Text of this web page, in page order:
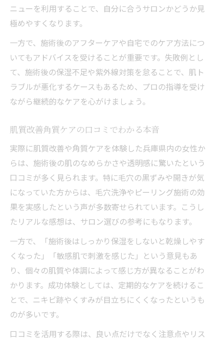
ニューを利用することで、自分に合うサロンかどうか見
極めやすくなります。
一方で、施術後のアフターケアや自宅でのケア方法につ
いてもアドバイスを受けることが重要です。失敗例とし
て、施術後の保湿不足や紫外線対策を怠ることで、肌ト
ラブルが悪化するケースもあるため、プロの指導を受け
ながら継続的なケアを心がけましょう。
肌質改善角質ケアの口コミでわかる本音
実際に肌質改善や角質ケアを体験した兵庫県内の女性か
らは、施術後の肌のなめらかさや透明感に驚いたという
口コミが多く見られます。特に毛穴の黒ずみや開きが気
になっていた方からは、毛穴洗浄やピーリング施術の効
果を実感したという声が多数寄せられています。こうし
たリアルな感想は、サロン選びの参考にもなります。
一方で、「施術後はしっかり保湿をしないと乾燥しやす
くなった」「敏感肌で刺激を感じた」という意見もあ
り、個々の肌質や体調によって感じ方が異なることがわ
かります。成功体験としては、定期的なケアを続けるこ
とで、ニキビ跡やくすみが目立ちにくくなったというも
のが多いです。
口コミを活用する際は、良い点だけでなく注意点やリス